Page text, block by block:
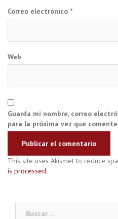
Correo electrónico *
Web
Guarda mi nombre, correo
para la próxima vez que
This site uses Akismet to reduce
is processed.